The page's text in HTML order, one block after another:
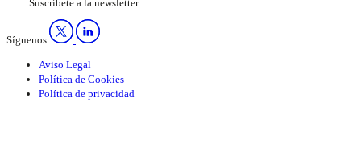
Suscríbete a la newsletter
Síguenos
Aviso Legal
Política de Cookies
Política de privacidad